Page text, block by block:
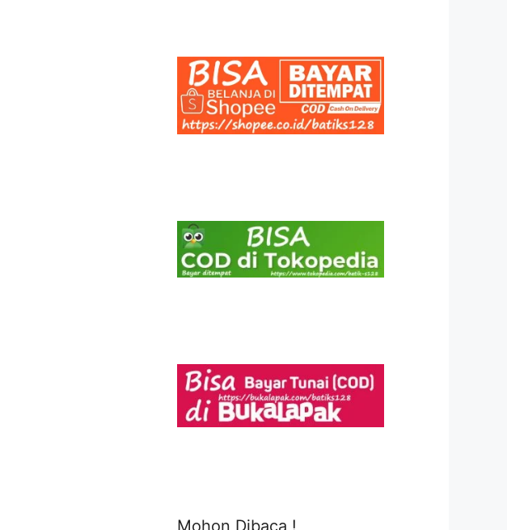
Mohon Dibaca !